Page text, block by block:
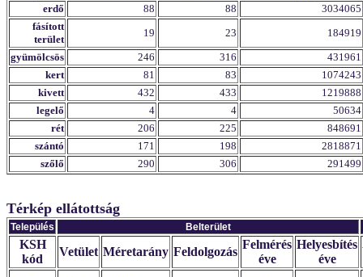
erdő 88 88
3034065
fásított
terület
19 23
184919
gyümölcsös
246 316
431961
kert
81 83
1074243
kivett
432 433
1219888
legelő
4 4
50634
rét
206 225
848691
szántó
171 198
2818871
szőlő
290 306 291499
Térkép ellátottság
Település Belterület
KSH
kód
Vetület Méretarány Feldolgozás
Felmérés
éve
Helyesbítés
éve